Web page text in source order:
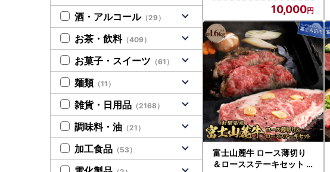
10,000
富士山麓牛 ロース薄切り
＆ロースステーキセット
酒・アルコール（29）
お茶・飲料（409）
お菓子・スイーツ （61）
麺類 （11）
雑貨・日用品 （2168）
調味料・油 （21）
加工食品 （53）